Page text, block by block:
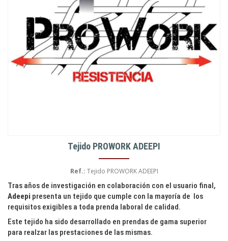
Tejido PROWORK ADEEPI
Ref.: Tejido PROWORK ADEEPI
Tras años de investigación en colaboración con el usuario final,
Adeepi presenta un tejido que cumple con la mayoría de los
requisitos exigibles a toda prenda laboral de calidad.
Este tejido ha sido desarrollado en prendas de gama superior
para realzar las prestaciones de las mismas.